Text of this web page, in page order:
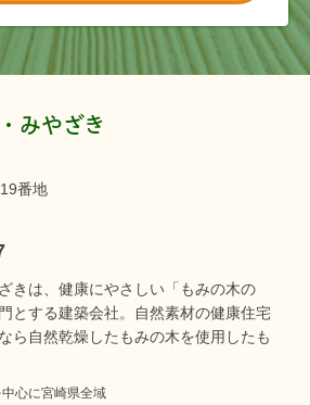
みやざき
番地
きは、健康にやさしい「もみの木の
とする建築会社。自然素材の健康住宅
ら自然乾燥したもみの木を使用したも
心に宮崎県全域